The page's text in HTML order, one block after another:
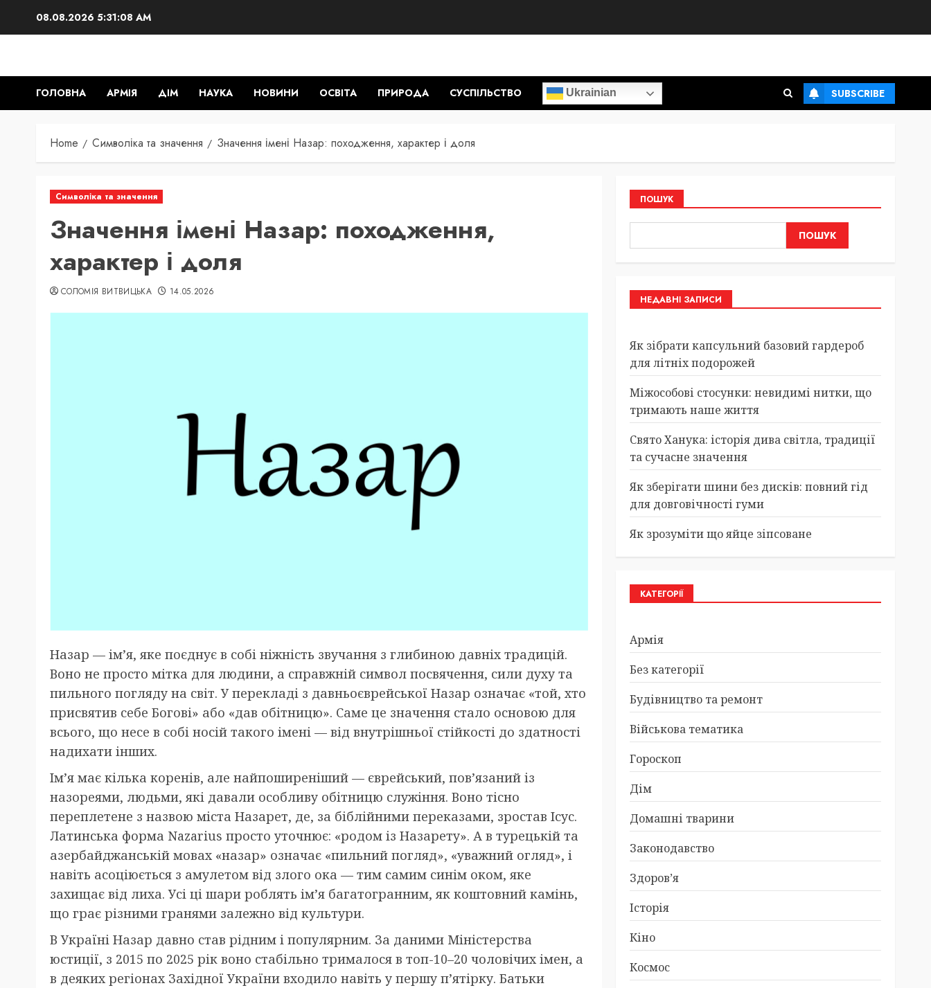
08.08.2026 5:31:09 AM
ГОЛОВНА АРМІЯ ДІМ НАУКА НОВИНИ ОСВІТА ПРИРОДА СУСПІЛЬСТВО Ukrainian SUBSCRIBE
Home Символіка та значення Значення імені Назар: походження, характер і доля
Символіка та значення
Значення імені Назар: походження,
характер і доля
СОЛОМІЯ ВИТВИЦЬКА 14.05.2026
Назар — ім’я, яке поєднує в собі ніжність звучання з глибиною давніх традицій.
Воно не просто мітка для людини, а справжній символ посвячення, сили духу та
пильного погляду на світ. У перекладі з давньоєврейської Назар означає «той, хто
присвятив себе Богові» або «дав обітницю». Саме це значення стало основою для
всього, що несе в собі носій такого імені — від внутрішньої стійкості до здатності
надихати інших.
Ім’я має кілька коренів, але найпоширеніший — єврейський, пов’язаний із
назореями, людьми, які давали особливу обітницю служіння. Воно тісно
переплетене з назвою міста Назарет, де, за біблійними переказами, зростав Ісус.
Латинська форма Nazarius просто уточнює: «родом із Назарету». А в турецькій та
азербайджанській мовах «назар» означає «пильний погляд», «уважний огляд», і
навіть асоціюється з амулетом від злого ока — тим самим синім оком, яке
захищає від лиха. Усі ці шари роблять ім’я багатогранним, як коштовний камінь,
що грає різними гранями залежно від культури.
В Україні Назар давно став рідним і популярним. За даними Міністерства
юстиції, з 2015 по 2025 рік воно стабільно трималося в топ-10–20 чоловічих імен, а
в деяких регіонах Західної України входило навіть у першу п’ятірку. Батьки
ПОШУК
ПОШУК
НЕДАВНІ ЗАПИСИ
Як зібрати капсульний базовий гардероб
для літніх подорожей
Міжособові стосунки: невидимі нитки, що
тримають наше життя
Свято Ханука: історія дива світла, традиції
та сучасне значення
Як зберігати шини без дисків: повний гід
для довговічності гуми
Як зрозуміти що яйце зіпсоване
КАТЕГОРІЇ
Армія
Без категорії
Будівництво та ремонт
Військова тематика
Гороскоп
Дім
Домашні тварини
Законодавство
Здоров’я
Історія
Кіно
Космос